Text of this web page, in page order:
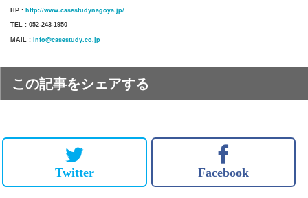
HP : http://www.casestudynagoya.jp/
TEL : 052-243-1950
MAIL : info@casestudy.co.jp
この記事をシェアする
Twitter Facebook